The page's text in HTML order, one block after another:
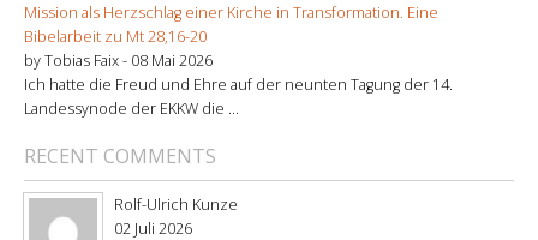
Mission als Herzschlag einer Kirche in Transformation. Eine
Bibelarbeit zu Mt 28,16-20
by Tobias Faix - 08 Mai 2026
Ich hatte die Freud und Ehre auf der neunten Tagung der 14.
Landessynode der EKKW die ...
RECENT COMMENTS
Rolf-Ulrich Kunze
02 Juli 2026